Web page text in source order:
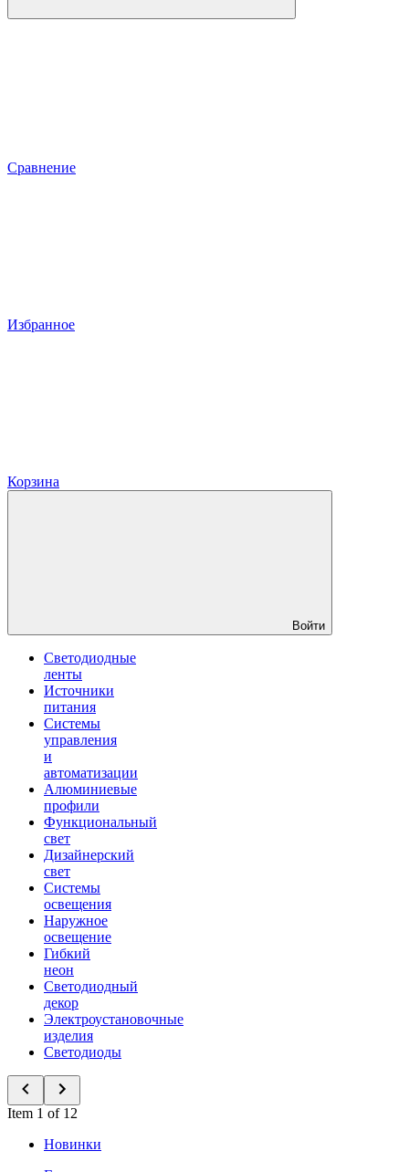
Сравнение
Избранное
Корзина
Войти
Светодиодные
ленты
Источники
питания
Системы
управления
и
автоматизации
Алюминиевые
профили
Функциональный
свет
Дизайнерский
свет
Системы
освещения
Наружное
освещение
Гибкий
неон
Светодиодный
декор
Электроустановочные
изделия
Светодиоды
Item 1 of 12
Новинки